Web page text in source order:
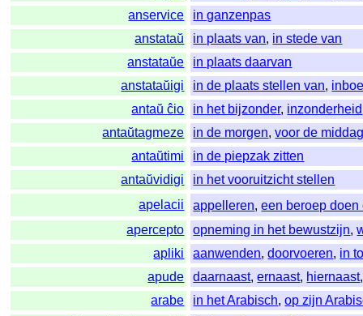
anservice
in ganzenpas
anstataŭ
in plaats van, in stede van
anstataŭe
in plaats daarvan
anstataŭigi
in de plaats stellen van,
antaŭ ĉio
in het bijzonder, inzonderheid
antaŭtagmeze
in de morgen,voor de
antaŭtimi
in de piepzak zitten
antaŭvidigi
in het vooruitzicht stellen
apelacii
appelleren,een beroep doen
apercepto
opneming in het bewustzijn,
apliki
aanwenden,doorvoeren, in
apude
daarnaast,ernaast, hiernaast
arabe
in het Arabisch,op zijn